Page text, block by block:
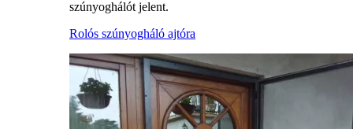
szúnyoghálót jelent.
Rolós szúnyogháló ajtóra